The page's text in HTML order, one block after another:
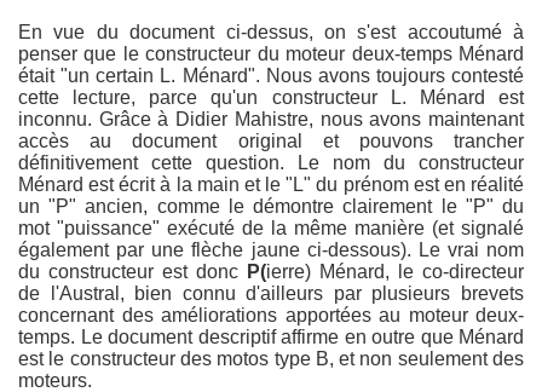
En vue du document ci-dessus, on s'est accoutumé à
penser que le constructeur du moteur deux-temps Ménard
était "un certain L. Ménard". Nous avons toujours contesté
cette lecture, parce qu'un constructeur L. Ménard est
inconnu. Grâce à Didier Mahistre, nous avons maintenant
accès au document original et pouvons trancher
définitivement cette question. Le nom du constructeur
Ménard est écrit à la main et le "L" du prénom est en réalité
un "P" ancien, comme le démontre clairement le "P" du
mot "puissance" exécuté de la même manière (et signalé
également par une flèche jaune ci-dessous). Le vrai nom
du constructeur est donc P(ierre) Ménard, le co-directeur
de l'Austral, bien connu d'ailleurs par plusieurs brevets
concernant des améliorations apportées au moteur deux-
temps. Le document descriptif affirme en outre que Ménard
est le constructeur des motos type B, et non seulement des
moteurs.